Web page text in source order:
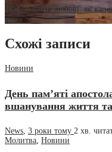
Час подвигів любові: як
фронті
Схожі записи
Новини
День пам’яті
вшанування життя
News, 3 роки тому 2 хв.
Молитва, Новини